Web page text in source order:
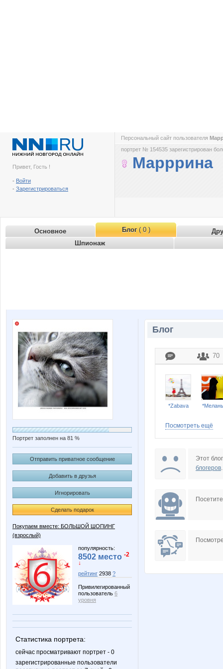
Привет, Гость !
- Войти
- Зарегистрироваться
Персональный сайт пользователя
портрет № 154535 зарегистрирован
Марррина
Основное Блог( 0 )
Шпионаж
Портрет заполнен на 81 %
Отправить приватное сообщение
Добавить в друзья
Игнорировать
Сделать подарок
Покупаем вместе: БОЛЬШОЙ ШОПИНГ
(взрослый)
популярность:
8502 место -2
↓
рейтинг 2938 ?
Привилегированный
пользователь 6
уровня
Статистика портрета:
сейчас просматривают портрет - 0
зарегистрированные пользователи
Блог
70
*Zabava
Ladyfirst
Посмотреть ещё
Этот
блогеров.